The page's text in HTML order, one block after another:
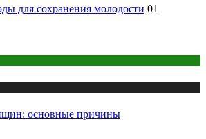
для сохранения молодости 01
основные причины